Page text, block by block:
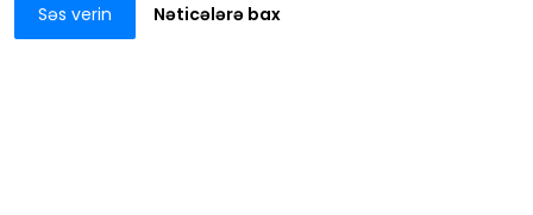
Səs verin Nəticələrə bax